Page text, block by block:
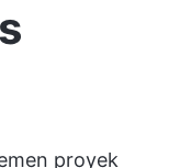
proyek